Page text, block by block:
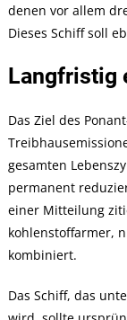
denen vor allem
Dieses Schiff soll
Langfristig
Das Ziel des
gesamten
permanent
einer Mitteilung
kohlenstoffarmer,
kombiniert.
Das Schiff, das